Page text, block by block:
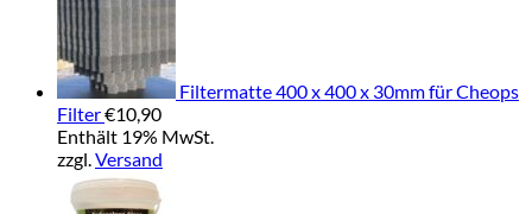
Filtermatte 400 x 400 x 30mm für Cheops
Filter€10,90
Enthält 19% MwSt.
zzgl.Versand